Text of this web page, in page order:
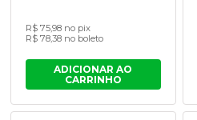
R$ 75,98 no pix
R$ 78,38 no boleto
ADICIONAR AO
CARRINHO